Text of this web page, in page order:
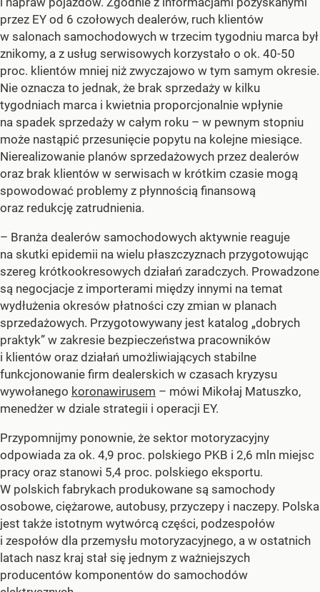
przez EY od 6 czołowych dealerów, ruch klientów
w salonach samochodowych w trzecim tygodniu marca był
znikomy, a z usług serwisowych korzystało o ok. 40-50
proc. klientów mniej niż zwyczajowo w tym samym okresie.
Nie oznacza to jednak, że brak sprzedaży w kilku
tygodniach marca i kwietnia proporcjonalnie wpłynie
na spadek sprzedaży w całym roku – w pewnym stopniu
może nastąpić przesunięcie popytu na kolejne miesiące.
Nierealizowanie planów sprzedażowych przez dealerów
oraz brak klientów w serwisach w krótkim czasie mogą
spowodować problemy z płynnością finansową
oraz redukcję zatrudnienia.
– Branża dealerów samochodowych aktywnie reaguje
na skutki epidemii na wielu płaszczyznach przygotowując
szereg krótkookresowych działań zaradczych. Prowadzone
są negocjacje z importerami między innymi na temat
wydłużenia okresów płatności czy zmian w planach
sprzedażowych. Przygotowywany jest katalog „dobrych
praktyk” w zakresie bezpieczeństwa pracowników
i klientów oraz działań umożliwiających stabilne
funkcjonowanie firm dealerskich w czasach kryzysu
wywołanego koronawirusem – mówi Mikołaj Matuszko,
menedżer w dziale strategii i operacji EY.
Przypomnijmy ponownie, że sektor motoryzacyjny
odpowiada za ok. 4,9 proc. polskiego PKB i 2,6 mln miejsc
pracy oraz stanowi 5,4 proc. polskiego eksportu.
W polskich fabrykach produkowane są samochody
osobowe, ciężarowe, autobusy, przyczepy i naczepy. Polska
jest także istotnym wytwórcą części, podzespołów
i zespołów dla przemysłu motoryzacyjnego, a w ostatnich
latach nasz kraj stał się jednym z ważniejszych
producentów komponentów do samochodów